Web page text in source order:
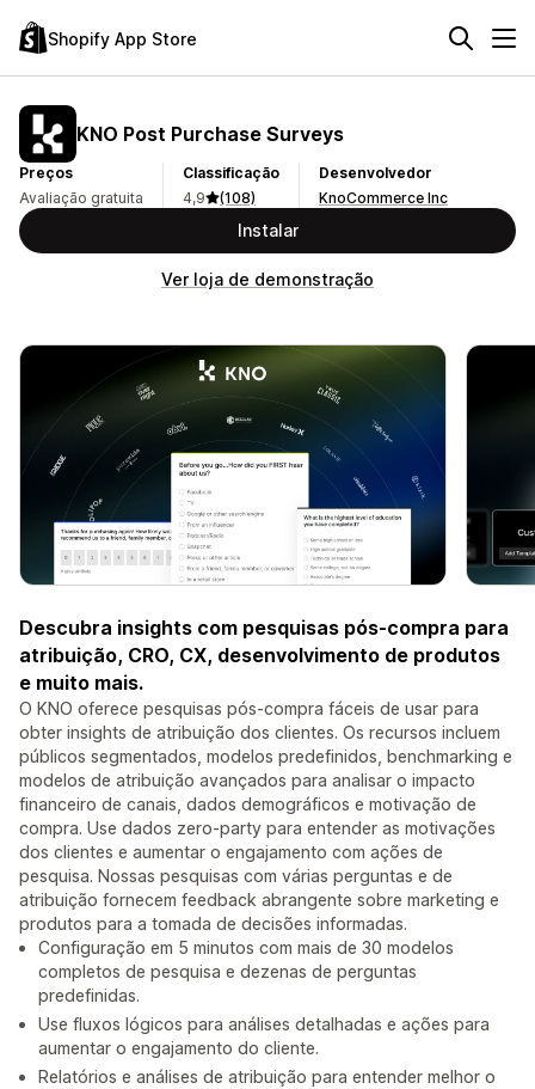
Shopify App Store
KNO Post Purchase Surveys
Preços
Avaliação gratuita
Classificação
4,9
(108)
Desenvolvedor
KnoCommerce Inc
Instalar
Ver loja de demonstração
Descubra insights com pesquisas pós-compra para
atribuição, CRO, CX, desenvolvimento de produtos
e muito mais.
O KNO oferece pesquisas pós-compra fáceis de usar para
obter insights de atribuição dos clientes. Os recursos incluem
públicos segmentados, modelos predefinidos, benchmarking e
modelos de atribuição avançados para analisar o impacto
financeiro de canais, dados demográficos e motivação de
compra. Use dados zero-party para entender as motivações
dos clientes e aumentar o engajamento com ações de
pesquisa. Nossas pesquisas com várias perguntas e de
atribuição fornecem feedback abrangente sobre marketing e
produtos para a tomada de decisões informadas.
Configuração em 5 minutos com mais de 30 modelos
completos de pesquisa e dezenas de perguntas
predefinidas.
Use fluxos lógicos para análises detalhadas e ações para
aumentar o engajamento do cliente.
Relatórios e análises de atribuição para entender melhor o